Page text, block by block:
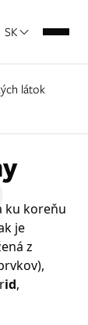
SK
látok
ku koreňu
je
z
id,